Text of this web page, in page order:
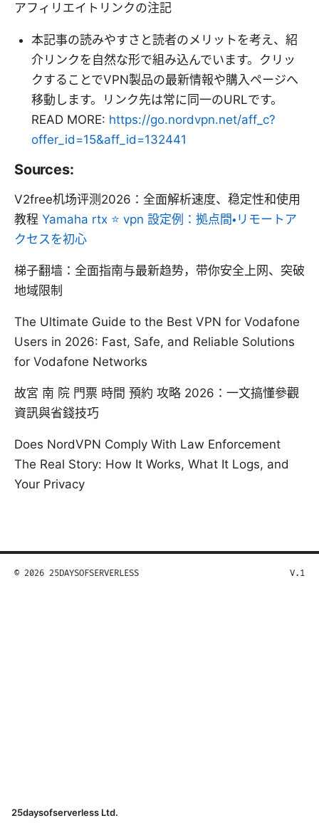
アフィリエイトリンクの注記
本記事の読みやすさと読者のメリットを考え、紹
介リンクを自然な形で組み込んでいます。クリッ
クすることでVPN製品の最新情報や購入ページへ
移動します。リンク先は常に同一のURLです。
READ MORE: https://go.nordvpn.net/aff_c?
offer_id=15&aff_id=132441
Sources:
V2free机场评测2026：全面解析速度、稳定性和使用
教程 Yamaha rtx ⭐ vpn 設定例：拠点間・リモートア
クセスを初心
梯子翻墙：全面指南与最新趋势，带你安全上网、突破
地域限制
The Ultimate Guide to the Best VPN for Vodafone
Users in 2026: Fast, Safe, and Reliable Solutions
for Vodafone Networks
故宮 南 院 門票 時間 預約 攻略 2026：一文搞懂參觀
資訊與省錢技巧
Does NordVPN Comply With Law Enforcement
The Real Story: How It Works, What It Logs, and
Your Privacy
© 2026 25DAYSOFSERVERLESS V.1
25daysofserverless Ltd.